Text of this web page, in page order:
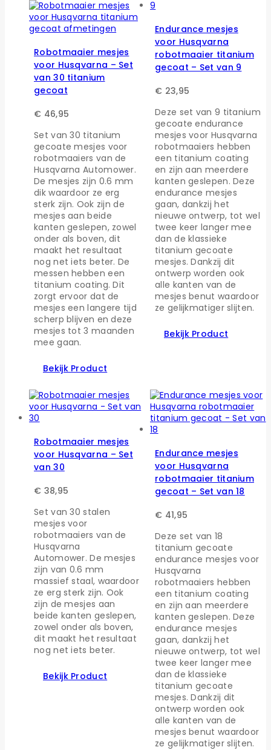
Robotmaaier mesjes
voor Husqvarna – Set
van 30 titanium
gecoat
€ 46,95
Set van 30 titanium
gecoate mesjes voor
robotmaaiers van de
Husqvarna Automower.
De mesjes zijn 0.6 mm
dik waardoor ze erg
sterk zijn. Ook zijn de
mesjes aan beide
kanten geslepen, zowel
onder als boven, dit
maakt het resultaat
nog net iets beter. De
messen hebben een
titanium coating. Dit
zorgt ervoor dat de
mesjes een langere tijd
scherp blijven en deze
mesjes tot 3 maanden
mee gaan.
Bekijk Product
Endurance mesjes
voor Husqvarna
robotmaaier titanium
gecoat – Set van 9
€ 23,95
Deze set van 9 titanium
gecoate endurance
mesjes voor Husqvarna
robotmaaiers hebben
een titanium coating
en zijn aan meerdere
kanten geslepen. Deze
endurance mesjes
gaan, dankzij het
nieuwe ontwerp, tot wel
twee keer langer mee
dan de klassieke
titanium gecoate
mesjes. Dankzij dit
ontwerp worden ook
alle kanten van de
mesjes benut waardoor
ze gelijkmatiger slijten.
Bekijk Product
Robotmaaier mesjes
voor Husqvarna – Set
van 30
€ 38,95
Set van 30 stalen
mesjes voor
robotmaaiers van de
Husqvarna
Automower. De mesjes
zijn van 0.6 mm
massief staal, waardoor
ze erg sterk zijn. Ook
zijn de mesjes aan
beide kanten geslepen,
zowel onder als boven,
dit maakt het resultaat
nog net iets beter.
Bekijk Product
Endurance mesjes
voor Husqvarna
robotmaaier titanium
gecoat – Set van 18
€ 41,95
Deze set van 18
titanium gecoate
endurance mesjes voor
Husqvarna
robotmaaiers hebben
een titanium coating
en zijn aan meerdere
kanten geslepen. Deze
endurance mesjes
gaan, dankzij het
nieuwe ontwerp, tot wel
twee keer langer mee
dan de klassieke
titanium gecoate
mesjes. Dankzij dit
ontwerp worden ook
alle kanten van de
mesjes benut waardoor
ze gelijkmatiger slijten.